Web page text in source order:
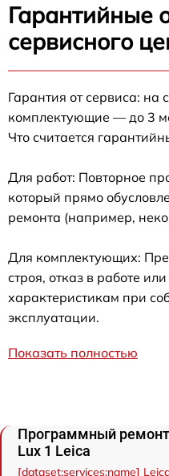
Гарантийные
сервисного
Гарантия от сервиса: на
комплектующие — до 3
Что считается
Для работ: Повторное
который прямо
ремонта (например,
Для комплектующих:
строя, отказ в работе
характеристикам при
эксплуатации.
Показать полностью
Программный ремонт
Lux 1 Leica
[dataset:services:name]